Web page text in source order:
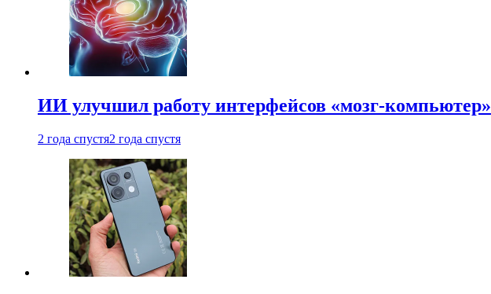
ИИ улучшил работу интерфейсов «мозг-компьютер»
2 года спустя2 года спустя